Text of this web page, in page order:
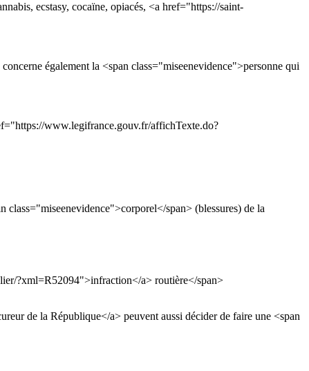
ecstasy, cocaïne, opiacés, <a href="https://saint-
également la <span class="miseenevidence">personne qui
www.legifrance.gouv.fr/affichTexte.do?
class="miseenevidence">corporel</span> (blessures) de la
?xml=R52094">infraction</a> routière</span>
de la République</a> peuvent aussi décider de faire une <span